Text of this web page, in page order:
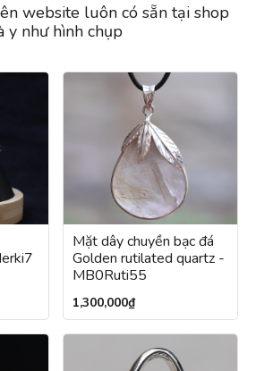
website luôn có sẵn tại shop
y như hình chụp
Mặt dây chuyền bạc đá
Golden rutilated quartz -
MB0Ruti55
1,300,000₫